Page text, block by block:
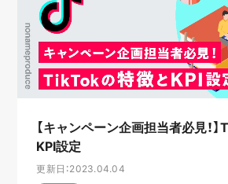
【キャンペーン企画担当者必見！
KPI設定
更新日：2023.04.04